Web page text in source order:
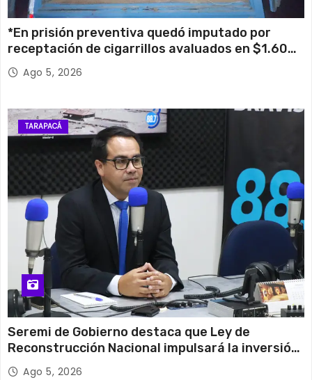
*En prisión preventiva quedó imputado por
receptación de cigarrillos avaluados en $1.600
millones*
Ago 5, 2026
TARAPACÁ
Seremi de Gobierno destaca que Ley de
Reconstrucción Nacional impulsará la inversión
y el empleo en Tarapacá
Ago 5, 2026